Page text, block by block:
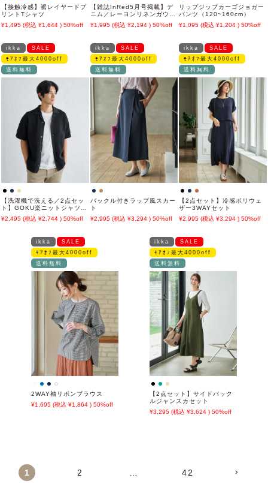
【接触冷感】裾レイヤードプ
リントTシャツ
1,495
1,644 50%off
【雑誌InRed5月号掲載】デ
ニム／レーヨンリネンガウチ
ョ【親子コーデ】
1,995 2,194 50%off
リップジップカーゴジョガー
パンツ（120~160cm）
1,095
1,204 50%off
ikka
SALE
ﾓｱｵﾌ最大4000off
送料無料
【洗濯機で洗える／2点セッ
ト】GOKU楽ニットシャツイ
ンナーセット
2,495 2,744 50%off
ikka
SALE
ﾓｱｵﾌ最大4000off
送料無料
バックル付きラップ風スカー
ト
2,995
3,294 50%off
ikka
SALE
ﾓｱｵﾌ最大4000off
送料無料
【2点セット】冷感ポリウェ
ザー3WAYセット
2,995
3,294 50%off
ikka
SALE
ﾓｱｵﾌ最大4000off
送料無料
2WAY袖リボンブラウス
1,695
1,864 50%off
ikka
SALE
ﾓｱｵﾌ最大4000off
送料無料
【2点セット】サイドバック
ルジャンスカセット
3,295
3,624 50%off
1 2 … 42